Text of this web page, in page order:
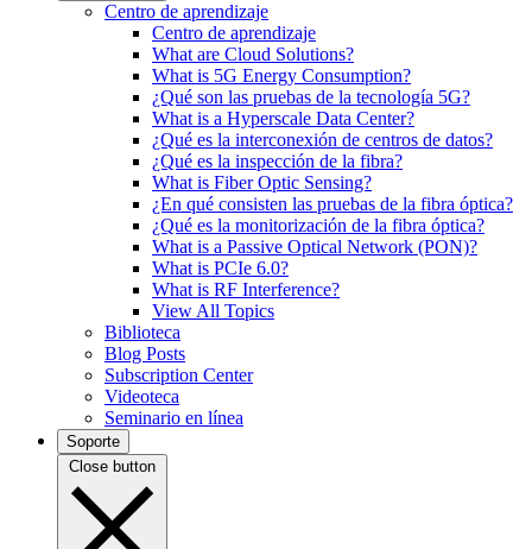
Centro de aprendizaje
Centro de aprendizaje
What are Cloud Solutions?
What is 5G Energy Consumption?
¿Qué son las pruebas de la tecnología 5G?
What is a Hyperscale Data Center?
¿Qué es la interconexión de centros de datos?
¿Qué es la inspección de la fibra?
What is Fiber Optic Sensing?
¿En qué consisten las pruebas de la fibra óptica?
¿Qué es la monitorización de la fibra óptica?
What is a Passive Optical Network (PON)?
What is PCIe 6.0?
What is RF Interference?
View All Topics
Biblioteca
Blog Posts
Subscription Center
Videoteca
Seminario en línea
Soporte
Close button